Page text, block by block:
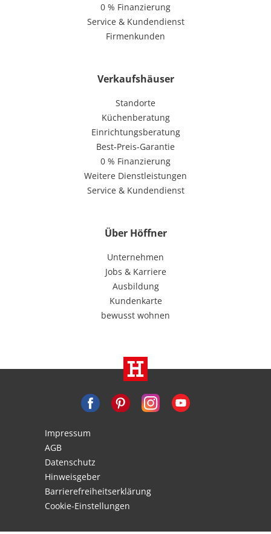
0 % Finanzierung
Service & Kundendienst
Firmenkunden
Verkaufshäuser
Standorte
Küchenberatung
Einrichtungsberatung
Best-Preis-Garantie
0 % Finanzierung
Weitere Dienstleistungen
Service & Kundendienst
Über Höffner
Unternehmen
Jobs & Karriere
Ausbildung
Kundenkarte
bewusst wohnen
Impressum
AGB
Datenschutz
Hinweisgeber
Barrierefreiheitserklärung
Cookie-Einstellungen